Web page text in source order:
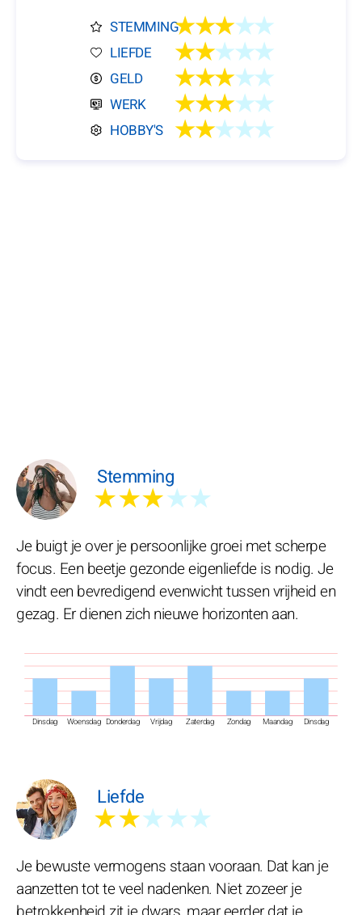
STEMMING★★★★★
LIEFDE ★★★★★
GELD ★★★★★
WERK ★★★★★
HOBBY'S ★★★★★
Stemming
★★★★★
Dinsdag Woensdag Donderdag Vrijdag Zaterdag Zondag Maandag Dinsdag
Je buigt je over je persoonlijke groei met scherpe
focus. Een beetje gezonde eigenliefde is nodig. Je
vindt een bevredigend evenwicht tussen vrijheid en
gezag. Er dienen zich nieuwe horizonten aan.
Liefde
★★★★★
Je bewuste vermogens staan vooraan. Dat kan je
aanzetten tot te veel nadenken. Niet zozeer je